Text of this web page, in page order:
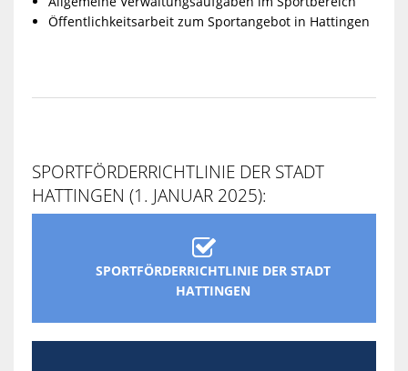
BARRIEREFREIHEIT
Öffentlichkeitsarbeit zum Sportangebot in Hattingen
SPORTFÖRDERRICHTLINIE DER STADT
HATTINGEN (1. JANUAR 2025):

SPORTFÖRDERRICHTLINIE DER STADT
HATTINGEN